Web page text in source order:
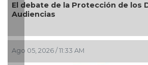
de la Protección de los Derechos de
/ 11:33 AM